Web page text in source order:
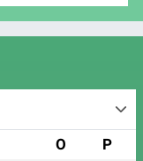
O P